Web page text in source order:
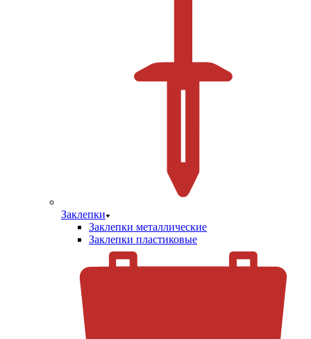
Заклепки
Заклепки металлические
Заклепки пластиковые